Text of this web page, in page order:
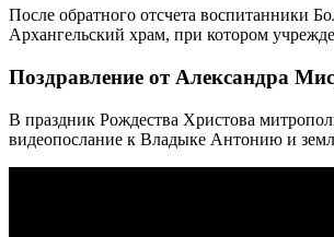
После обратного отсчета воспитанники
Архангельский храм, при котором
Поздравление от Александра
В праздник Рождества Христова
видеопослание к Владыке Антонию и